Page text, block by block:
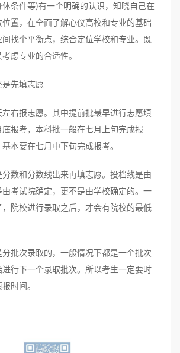
条件等)有一个明确的认识，知晓自己在
置，在全面了解心仪高校和专业的基础
间找个平衡点，综合定位学校和专业。既
虑专业的合适性。
先填志愿
右报志愿。其中提前批最早进行志愿填
报考，本科批一般在七月上旬完成报
本要在七月中下旬完成报考。
数和分数线出来再填志愿。投档线是由
考试院确定，更不是由学校确定的。一
院校进行录取之后，才会有院校的最低
批次录取的，一般情况下都是一个批次
行下一个录取批次。所以考生一定要时
时间。